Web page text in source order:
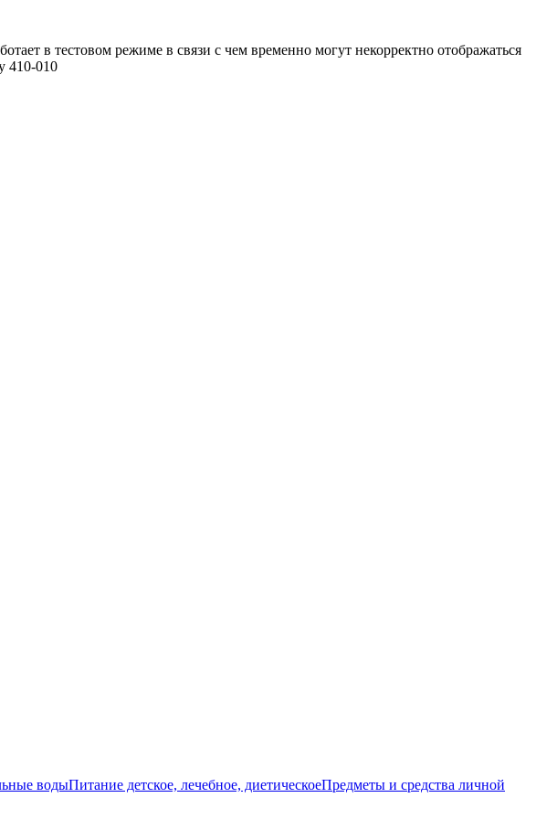
в тестовом режиме в связи с чем временно могут некорректно отображаться
410-010
водыПитание детское, лечебное, диетическоеПредметы и средства личной